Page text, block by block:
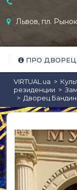
Львов, пл.
ПРО
VIRTUAL.ua
резиденции
Дворец